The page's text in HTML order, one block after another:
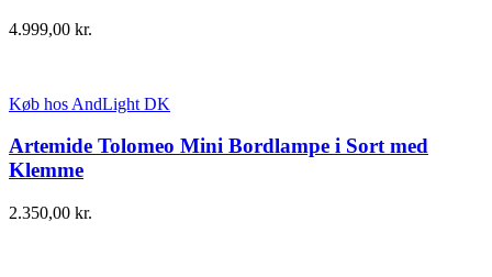
4.999,00 kr.
Køb hos AndLight DK
Artemide Tolomeo Mini Bordlampe i Sort med
Klemme
2.350,00 kr.